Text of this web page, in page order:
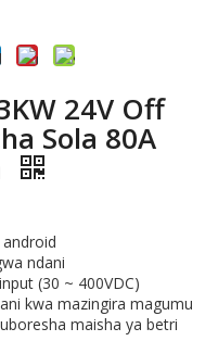
24V Off
Sola 80A
ndani
(30 ~ 400VDC)
kwa mazingira magumu
maisha ya betri